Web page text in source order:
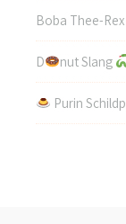
Boba Thee-Rex
D nut Slang
Purin